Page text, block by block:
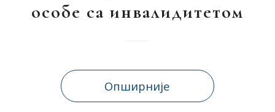
особе са инвалидитетом
Опширније